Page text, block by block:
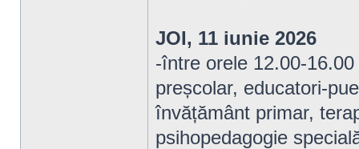
JOI, 11 iunie 2026
-între orele 12.00-
preșcolar, educatori-
învățământ primar,
psihopedagogie